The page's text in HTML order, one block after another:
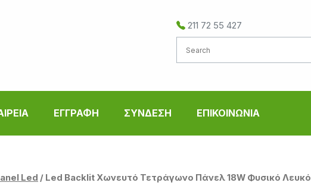
211 72 55 427
ΕΓΓΡΑΦΗ ΣΥΝΔΕΣΗ ΕΠΙΚΟΙΝΩΝΙΑ
Led / Led Backlit Χωνευτό Τετράγωνο Πάνελ 18W Φυσικό Λευκό